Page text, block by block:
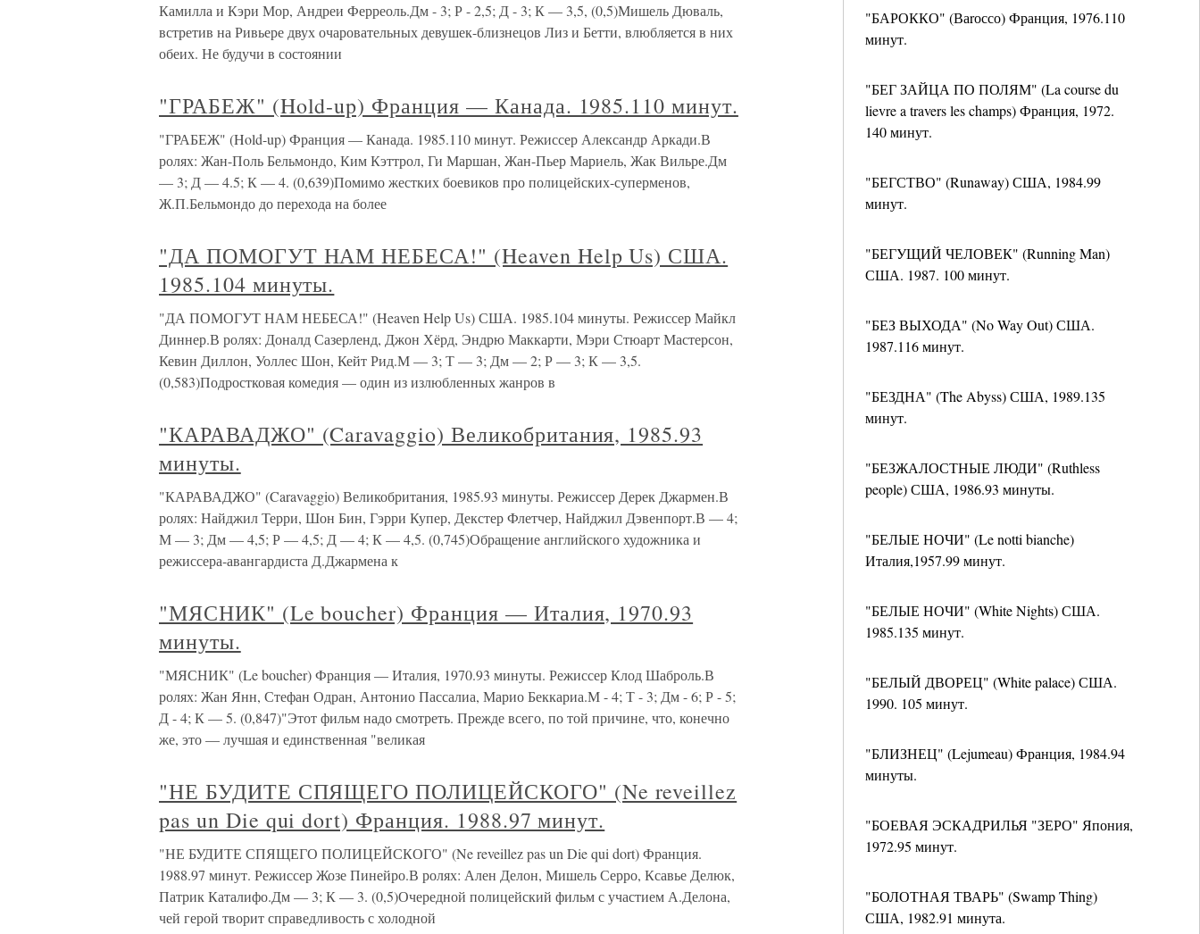
"БАРОККО" (Ваrоссо) Франция, 1976.110
минут.
"БЕГ ЗАЙЦА ПО ПОЛЯМ" (La course du
lievre a travers les champs) Франция, 1972.
140 минут.
"БЕГСТВО" (Runaway) США, 1984.99
минут.
"БЕГУЩИЙ ЧЕЛОВЕК" (Running Man)
США. 1987. 100 минут.
"БЕЗ ВЫХОДА" (No Way Out) США.
1987.116 минут.
"БЕЗДНА" (The Abyss) США, 1989.135
минут.
"БЕЗЖАЛОСТНЫЕ ЛЮДИ" (Ruthless
people) США, 1986.93 минуты.
"БЕЛЫЕ НОЧИ" (Le notti bianche)
Италия,1957.99 минут.
"БЕЛЫЕ НОЧИ" (White Nights) США.
1985.135 минут.
"БЕЛЫЙ ДВОРЕЦ" (White palace) США.
1990. 105 минут.
"БЛИЗНЕЦ" (Lejumeau) Франция, 1984.94
минуты.
"БОЕВАЯ ЭСКАДРИЛЬЯ "ЗЕРО" Япония,
1972.95 минут.
"БОЛОТНАЯ ТВАРЬ" (Swamp Thing)
США, 1982.91 минута.
Камилла и Кэри Мор, Андреи Ферреоль.Дм - 3; Р - 2,5; Д - 3; К — 3,5, (0,5)Мишель Дюваль,
встретив на Ривьере двух очаровательных девушек-близнецов Лиз и Бетти, влюбляется в них
обеих. Не будучи в состоянии
"ГРАБЕЖ" (Hold-up) Франция — Канада. 1985.110 минут.
"ГРАБЕЖ" (Hold-up) Франция — Канада. 1985.110 минут. Режиссер Александр Аркади.В
ролях: Жан-Поль Бельмондо, Ким Кэттрол, Ги Маршан, Жан-Пьер Мариель, Жак Вильре.Дм
— 3; Д — 4.5; К — 4. (0,639)Помимо жестких боевиков про полицейских-суперменов,
Ж.П.Бельмондо до перехода на более
"ДА ПОМОГУТ НАМ НЕБЕСА!" (Heaven Help Us) США.
1985.104 минуты.
"ДА ПОМОГУТ НАМ НЕБЕСА!" (Heaven Help Us) США. 1985.104 минуты. Режиссер Майкл
Диннер.В ролях: Доналд Сазерленд, Джон Хёрд, Эндрю Маккарти, Мэри Стюарт Мастерсон,
Кевин Диллон, Уоллес Шон, Кейт Рид.М — 3; Т — 3; Дм — 2; Р — 3; К — 3,5.
(0,583)Подростковая комедия — один из излюбленных жанров в
"КАРАВАДЖО" (Caravaggio) Великобритания, 1985.93
минуты.
"КАРАВАДЖО" (Caravaggio) Великобритания, 1985.93 минуты. Режиссер Дерек Джармен.В
ролях: Найджил Терри, Шон Бин, Гэрри Купер, Декстер Флетчер, Найджил Дэвенпорт.В — 4;
М — 3; Дм — 4,5; Р — 4,5; Д — 4; К — 4,5. (0,745)Обращение английского художника и
режиссера-авангардиста Д.Джармена к
"МЯСНИК" (Le boucher) Франция — Италия, 1970.93
минуты.
"МЯСНИК" (Le boucher) Франция — Италия, 1970.93 минуты. Режиссер Клод Шаброль.В
ролях: Жан Янн, Стефан Одран, Антонио Пассалиа, Марио Беккариа.М - 4; Т - 3; Дм - 6; Р - 5;
Д - 4; К — 5. (0,847)"Этот фильм надо смотреть. Прежде всего, по той причине, что, конечно
же, это — лучшая и единственная "великая
"НЕ БУДИТЕ СПЯЩЕГО ПОЛИЦЕЙСКОГО" (Ne reveillez
pas un Die qui dort) Франция. 1988.97 минут.
"НЕ БУДИТЕ СПЯЩЕГО ПОЛИЦЕЙСКОГО" (Ne reveillez pas un Die qui dort) Франция.
1988.97 минут. Режиссер Жозе Пинейро.В ролях: Ален Делон, Мишель Серро, Ксавье Делюк,
Патрик Каталифо.Дм — 3; К — 3. (0,5)Очередной полицейский фильм с участием А.Делона,
чей герой творит справедливость с холодной